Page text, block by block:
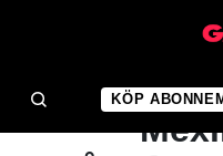
KÖP
Oasis